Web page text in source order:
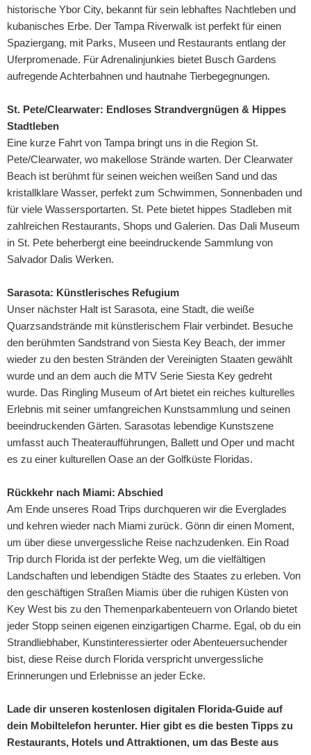
historische Ybor City, bekannt für sein lebhaftes Nachtleben und
kubanisches Erbe. Der Tampa Riverwalk ist perfekt für einen
Spaziergang, mit Parks, Museen und Restaurants entlang der
Uferpromenade. Für Adrenalinjunkies bietet Busch Gardens
aufregende Achterbahnen und hautnahe Tierbegegnungen.
St. Pete/Clearwater: Endloses Strandvergnügen & Hippes
Stadtleben
Eine kurze Fahrt von Tampa bringt uns in die Region St.
Pete/Clearwater, wo makellose Strände warten. Der Clearwater
Beach ist berühmt für seinen weichen weißen Sand und das
kristallklare Wasser, perfekt zum Schwimmen, Sonnenbaden und
für viele Wassersportarten. St. Pete bietet hippes Stadleben mit
zahlreichen Restaurants, Shops und Galerien. Das Dali Museum
in St. Pete beherbergt eine beeindruckende Sammlung von
Salvador Dalis Werken.
Sarasota: Künstlerisches Refugium
Unser nächster Halt ist Sarasota, eine Stadt, die weiße
Quarzsandstrände mit künstlerischem Flair verbindet. Besuche
den berühmten Sandstrand von Siesta Key Beach, der immer
wieder zu den besten Stränden der Vereinigten Staaten gewählt
wurde und an dem auch die MTV Serie Siesta Key gedreht
wurde. Das Ringling Museum of Art bietet ein reiches kulturelles
Erlebnis mit seiner umfangreichen Kunstsammlung und seinen
beeindruckenden Gärten. Sarasotas lebendige Kunstszene
umfasst auch Theateraufführungen, Ballett und Oper und macht
es zu einer kulturellen Oase an der Golfküste Floridas.
Rückkehr nach Miami: Abschied
Am Ende unseres Road Trips durchqueren wir die Everglades
und kehren wieder nach Miami zurück. Gönn dir einen Moment,
um über diese unvergessliche Reise nachzudenken. Ein Road
Trip durch Florida ist der perfekte Weg, um die vielfältigen
Landschaften und lebendigen Städte des Staates zu erleben. Von
den geschäftigen Straßen Miamis über die ruhigen Küsten von
Key West bis zu den Themenparkabenteuern von Orlando bietet
jeder Stopp seinen eigenen einzigartigen Charme. Egal, ob du ein
Strandliebhaber, Kunstinteressierter oder Abenteuersuchender
bist, diese Reise durch Florida verspricht unvergessliche
Erinnerungen und Erlebnisse an jeder Ecke.
Lade dir unseren kostenlosen digitalen Florida-Guide auf
dein Mobiltelefon herunter. Hier gibt es die besten Tipps zu
Restaurants, Hotels und Attraktionen, um das Beste aus